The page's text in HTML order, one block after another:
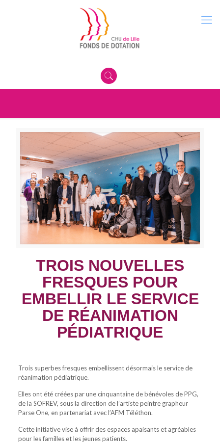
TROIS NOUVELLES
FRESQUES POUR
EMBELLIR LE SERVICE
DE RÉANIMATION
PÉDIATRIQUE
Trois superbes fresques embellissent désormais le service de
réanimation pédiatrique.
Elles ont été créées par une cinquantaine de bénévoles de PPG,
de la SOFREV, sous la direction de l’artiste peintre grapheur
Parse One, en partenariat avec l’AFM Téléthon.
Cette initiative vise à offrir des espaces apaisants et agréables
pour les familles et les jeunes patients.